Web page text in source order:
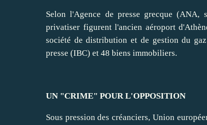
Selon l'Agence de presse grecque
privatiser figurent l'ancien aéroport
société de distribution et de gestion du
presse (IBC) et 48 biens immobiliers.
UN "CRIME" POUR L'OPPOSITION
Sous pression des créanciers, Union